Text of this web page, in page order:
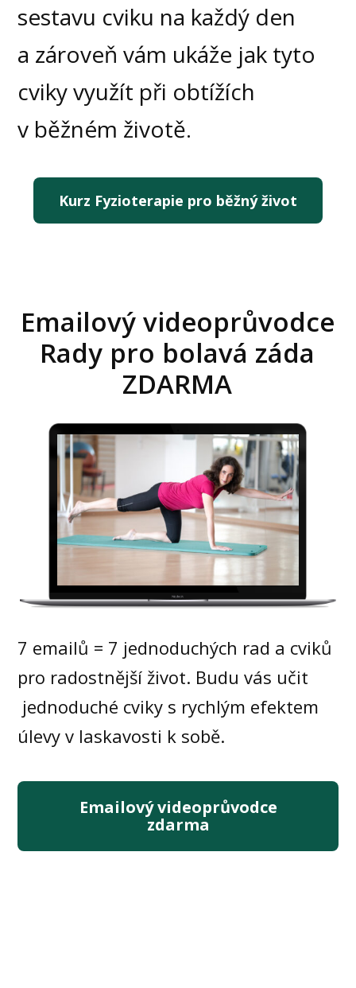
sestavu cviku na každý den
a zároveň vám ukáže jak tyto
cviky využít při obtížích
v běžném životě.
Kurz Fyzioterapie pro běžný život
Emailový videoprůvodce
Rady pro bolavá záda
ZDARMA
7 emailů = 7 jednoduchých rad a cviků
pro radostnější život. Budu vás učit
jednoduché cviky s rychlým efektem
úlevy v laskavosti k sobě.
Emailový videoprůvodce
zdarma